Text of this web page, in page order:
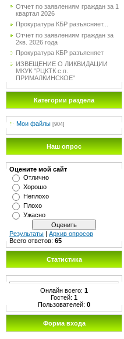
Отчет по заявлениям граждан за 1
квартал 2026
Прокуратура КБР разъясняет...
Отчет по заявлениям граждан за
2кв. 2026 года
Прокуратура КБР разъясняет
ИЗВЕЩЕНИЕ О ЛИКВИДАЦИИ
МКУК "РЦКТК с.п.
ПРИМАЛКИНСКОЕ"
Категории раздела
Мои файлы [904]
Наш опрос
Оцените мой сайт
Отлично
Хорошо
Неплохо
Плохо
Ужасно
Результаты | Архив опросов
Всего ответов: 65
Статистика
Онлайн всего: 1
Гостей: 1
Пользователей: 0
Форма входа